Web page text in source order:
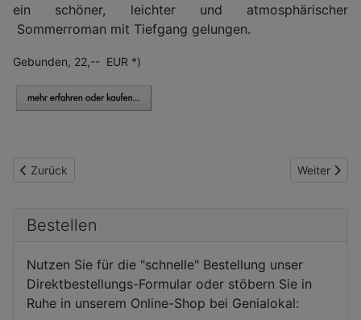
ein schöner, leichter und atmosphärischer
Sommerroman mit Tiefgang gelungen.
Gebunden, 22,-- EUR *)
Vorheriger Beitrag: Clare Chambers: Heimliche Zeilen
Zurück Nächster
Weiter
Bestellen
Nutzen Sie für die "schnelle" Bestellung unser
Direktbestellungs-Formular oder stöbern Sie in
Ruhe in unserem Online-Shop bei Genialokal: